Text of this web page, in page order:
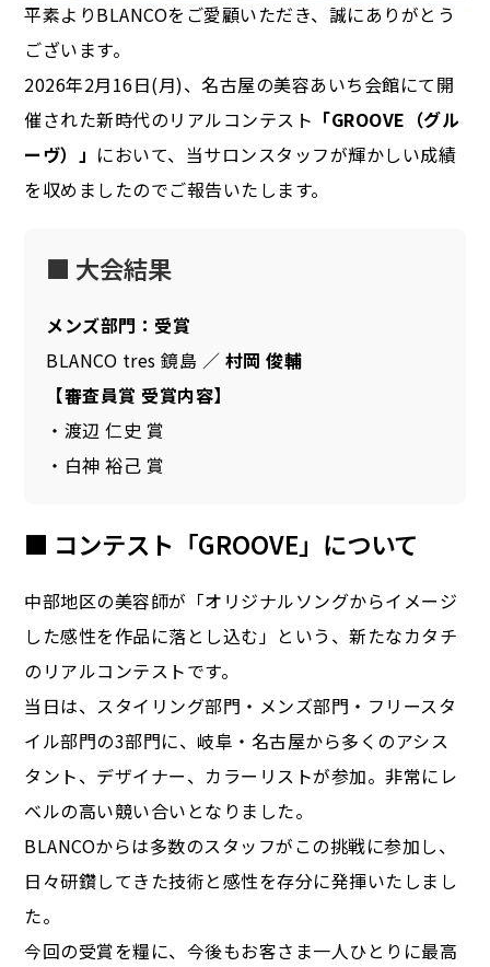
平素よりBLANCOをご愛顧いただき、誠にありがとう
ございます。
2026年2月16日(月)、名古屋の美容あいち会館にて開
催された新時代のリアルコンテスト 「GROOVE（グル
ーヴ）」 において、当サロンスタッフが輝かしい成績
を収めましたのでご報告いたします。
■ 大会結果
メンズ部門：受賞
BLANCO tres 鏡島 ／ 村岡 俊輔
【審査員賞 受賞内容】
・渡辺 仁史 賞
・白神 裕己 賞
■ コンテスト「GROOVE」について
中部地区の美容師が「オリジナルソングからイメージ
した感性を作品に落とし込む」という、新たなカタチ
のリアルコンテストです。
当日は、スタイリング部門・メンズ部門・フリースタ
イル部門の3部門に、岐阜・名古屋から多くのアシス
タント、デザイナー、カラーリストが参加。非常にレ
ベルの高い競い合いとなりました。
BLANCOからは多数のスタッフがこの挑戦に参加し、
日々研鑽してきた技術と感性を存分に発揮いたしまし
た。
今回の受賞を糧に、今後もお客さま一人ひとりに最高